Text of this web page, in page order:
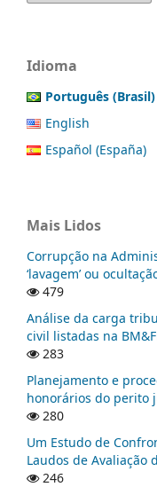
Idioma
Português (Brasil)
English
Español (España)
Mais Lidos
Corrupção na
‘lavagem’ ou
479
Análise da carga
civil listadas na
283
Planejamento e
honorários do perito
280
Um Estudo de
Laudos de Avaliação
246